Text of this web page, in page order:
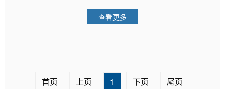
查看更多
首页 上页 1 下页 尾页